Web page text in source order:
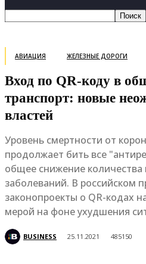
АВИАЦИЯ ЖЕЛЕЗНЫЕ ДОРОГИ
Вход по QR-коду в
транспорт: новые
властей
Уровень смертности от
продолжает бить все
общее снижение количества
заболеваний. В российском
законопроекты о QR-кодах
мерой на фоне ухудшения
BUSINESS 25.11.2021 485150